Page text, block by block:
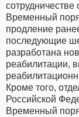
Временный
продление
последующие
разработана
реабилитации,
Кроме того,
Российской
Временный